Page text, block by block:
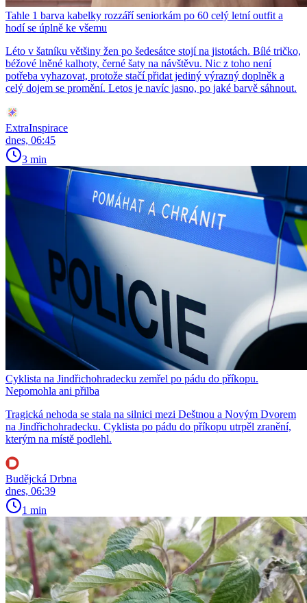
Tahle 1 barva kabelky rozzáří seniorkám po 60 celý letní outfit a
hodí se úplně ke všemu
Léto v šatníku většiny žen po šedesátce stojí na jistotách. Bílé tričko,
béžové lněné kalhoty, černé šaty na návštěvu. Nic z toho není
potřeba vyhazovat, protože stačí přidat jediný výrazný doplněk a
celý dojem se promění. Letos je navíc jasno, po jaké barvě sáhnout.
ExtraInspirace
dnes, 06:45
3 min
Cyklista na Jindřichohradecku zemřel po pádu do příkopu.
Nepomohla ani přilba
Tragická nehoda se stala na silnici mezi Deštnou a Novým Dvorem
na Jindřichohradecku. Cyklista po pádu do příkopu utrpěl zranění,
kterým na místě podlehl.
Budějcká Drbna
dnes, 06:39
1 min